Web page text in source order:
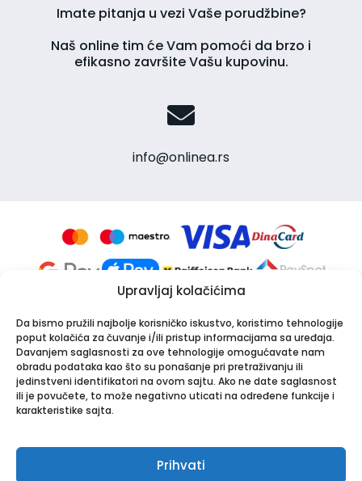
Upravljaj kolačićima
Da bismo pružili najbolje korisničko iskustvo, koristimo tehnologije
poput kolačića za čuvanje i/ili pristup informacijama sa uređaja.
Davanjem saglasnosti za ove tehnologije omogućavate nam
obradu podataka kao što su ponašanje pri pretraživanju ili
jedinstveni identifikatori na ovom sajtu. Ako ne date saglasnost
ili je povučete, to može negativno uticati na određene funkcije i
karakteristike sajta.
Prihvati
Imate pitanja u vezi Vaše porudžbine?
Naš online tim će Vam pomoći da brzo i
efikasno završite Vašu kupovinu.
info@onlinea.rs
Apotekarska ustanova Onlinea
Bulevar Patrijarha Pavla 8A, 21000 Novi Sad
www.onlinea.rs